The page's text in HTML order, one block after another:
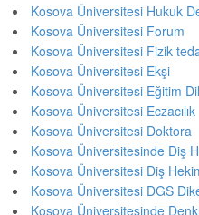
Kosova Üniversitesi Hukuk
Kosova Üniversitesi Forum
Kosova Üniversitesi Fizik
Kosova Üniversitesi Ekşi
Kosova Üniversitesi Eğitim
Kosova Üniversitesi Eczacılık
Kosova Üniversitesi Doktora
Kosova Üniversitesinde Diş
Kosova Üniversitesi Diş
Kosova Üniversitesi DGS
Kosova Üniversitesinde